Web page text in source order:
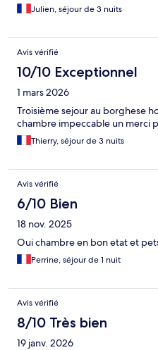
Julien, séjour de 3 nuits
Avis vérifié
10/10 Exceptionnel
1 mars 2026
Troisième sejour au borghese
chambre impeccable un merci
Thierry, séjour de 3 nuits
Avis vérifié
6/10 Bien
18 nov. 2025
Oui chambre en bon etat et
Perrine, séjour de 1 nuit
Avis vérifié
8/10 Très bien
19 janv. 2026